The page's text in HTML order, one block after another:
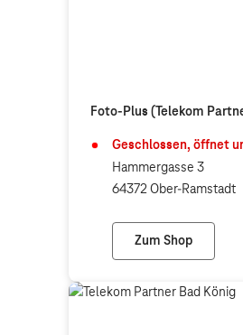
Foto-Plus (Telekom
Geschlossen, öffnet
Hammergasse 3
64372 Ober-Ramstadt
Zum Shop
Foto-Plus